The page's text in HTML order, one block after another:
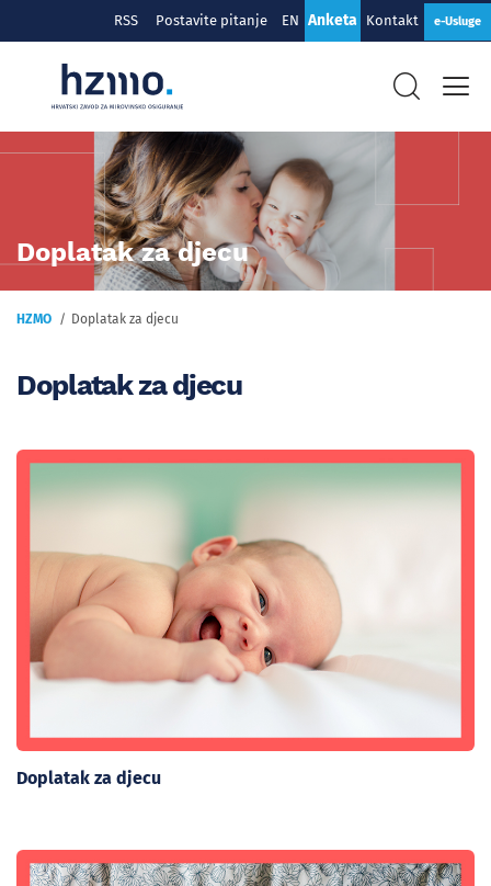
RSS Postavite pitanje EN Anketa Kontakt e-Usluge
Doplatak za djecu
HZMO Doplatak za djecu
Doplatak za djecu
Doplatak za djecu